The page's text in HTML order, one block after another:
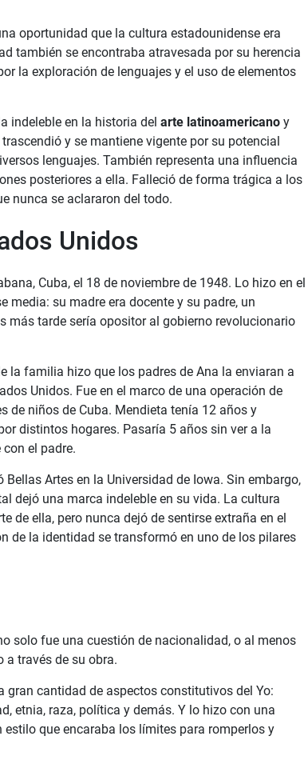
oportunidad que la cultura estadounidense era
también se encontraba atravesada por su herencia
la exploración de lenguajes y el uso de elementos
indeleble en la historia del arte latinoamericano y
y se mantiene vigente por su potencial
lenguajes. También representa una influencia
posteriores a ella. Falleció de forma trágica a los
nunca se aclararon del todo.
Unidos
Cuba, el 18 de noviembre de 1948. Lo hizo en el
media: su madre era docente y su padre, un
más tarde sería opositor al gobierno revolucionario
la familia hizo que los padres de Ana la enviaran a
Unidos. Fue en el marco de una operación de
de niños de Cuba. Mendieta tenía 12 años y
distintos hogares. Pasaría 5 años sin ver a la
el padre.
Bellas Artes en la Universidad de Iowa. Sin embargo,
dejó una marca indeleble en su vida. La cultura
de ella, pero nunca dejó de sentirse extraña en el
de la identidad se transformó en uno de los pilares
solo fue una cuestión de nacionalidad, o al menos
a través de su obra.
gran cantidad de aspectos constitutivos del Yo:
etnia, raza, política y demás. Y lo hizo con una
que encaraba los límites para romperlos y